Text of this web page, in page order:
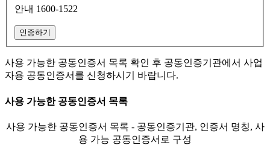
안내 1600-1522
인증하기
사용 가능한 공동인증서 목록 확인 후 공동인증기관에서 사업
자용 공동인증서를 신청하시기 바랍니다.
사용 가능한 공동인증서 목록
사용 가능한 공동인증서 목록 - 공동인증기관, 인증서 명칭, 사
용 가능 공동인증서로 구성